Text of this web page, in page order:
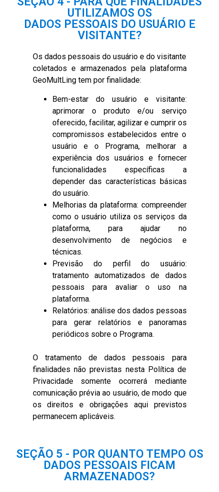
UTILIZAMOS OS
DADOS PESSOAIS DO USUÁRIO E
VISITANTE?
Os dados pessoais do usuário e do visitante
coletados e armazenados pela plataforma
GeoMultLing tem por finalidade:
Bem-estar do usuário e visitante:
aprimorar o produto e/ou serviço
oferecido, facilitar, agilizar e cumprir os
compromissos estabelecidos entre o
usuário e o Programa, melhorar a
experiência dos usuários e fornecer
funcionalidades específicas a
depender das características básicas
do usuário.
Melhorias da plataforma: compreender
como o usuário utiliza os serviços da
plataforma, para ajudar no
desenvolvimento de negócios e
técnicas.
Previsão do perfil do usuário:
tratamento automatizados de dados
pessoais para avaliar o uso na
plataforma.
Relatórios: análise dos dados pessoas
para gerar relatórios e panoramas
periódicos sobre o Programa.
O tratamento de dados pessoais para
finalidades não previstas nesta Política de
Privacidade somente ocorrerá mediante
comunicação prévia ao usuário, de modo que
os direitos e obrigações aqui previstos
permanecem aplicáveis.
SEÇÃO 5 - POR QUANTO TEMPO OS
DADOS PESSOAIS FICAM
ARMAZENADOS?